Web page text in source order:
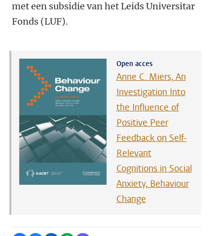
met een subsidie van het Leids Universitar
Fonds (LUF).
Open acces
Anne C. Miers, An
Investigation Into
the Influence of
Positive Peer
Feedback on Self-
Relevant
Cognitions in Social
Anxiety, Behaviour
Change